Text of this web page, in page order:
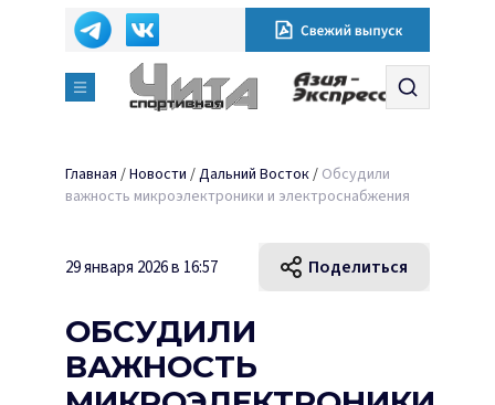
Главная /Новости /Дальний Восток/ Обсудили
важность микроэлектроники и электроснабжения
29 января 2026 в 16:57 Поделиться
ОБСУДИЛИ
ВАЖНОСТЬ